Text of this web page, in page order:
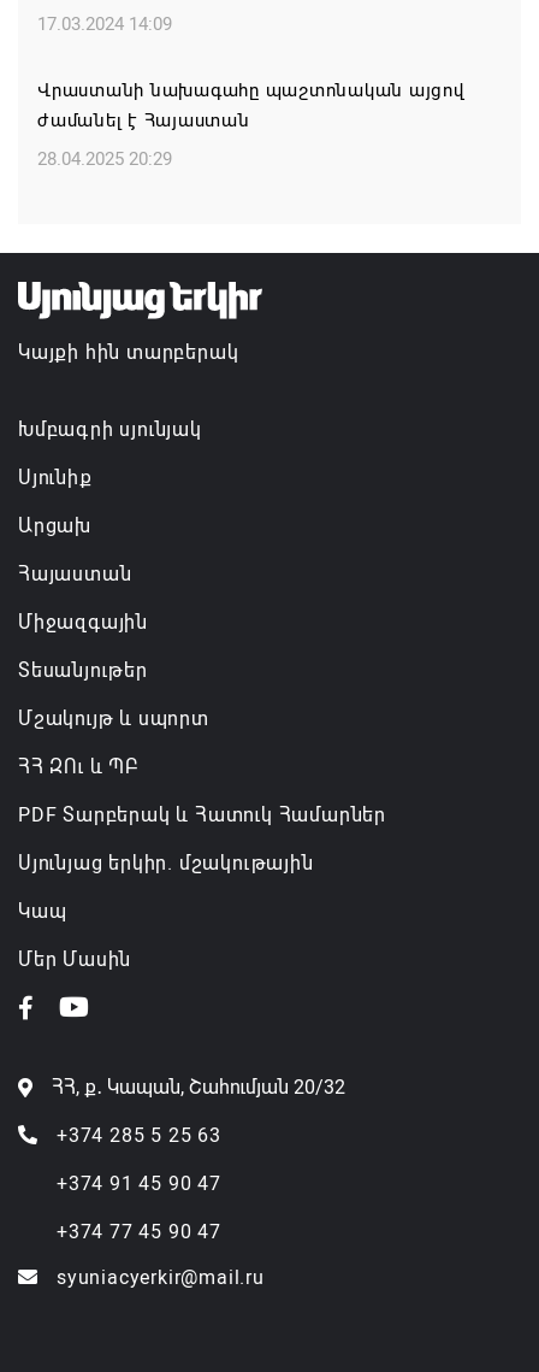
ՍԶՆԱԿ ԵՎ ԴԻՑՄԱՅՐԻ ԳՅՈՒՂԵՐԸ ԱՅՍՈՒՀԵՏԵՎ
05.08.2026 11:26
Հայկ Դեմոյանը հանցագործության մասին
17.03.2024 14:09
Վրաստանի նախագահը պաշտոնական այցով
ժամանել է Հայաստան
28.04.2025 20:29
Կայքի հին տարբերակ
Խմբագրի սյունյակ
Սյունիք
Արցախ
Հայաստան
Միջազգային
Տեսանյութեր
Մշակույթ և սպորտ
ՀՀ ԶՈւ և ՊԲ
PDF Տարբերակ և Հատուկ Համարներ
Սյունյաց երկիր. մշակութային
Կապ
Մեր Մասին
ՀՀ, ք․ Կապան, Շահումյան 20/32
+374 285 5 25 63
+374 91 45 90 47
+374 77 45 90 47
syuniacyerkir@mail.ru